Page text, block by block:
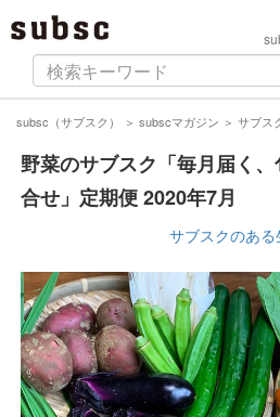
subsc（サブスク） ＞ subscマガジン ＞ サブス
野菜のサブスク「毎月届く
合せ」定期便 2020年7月
サブスクのある